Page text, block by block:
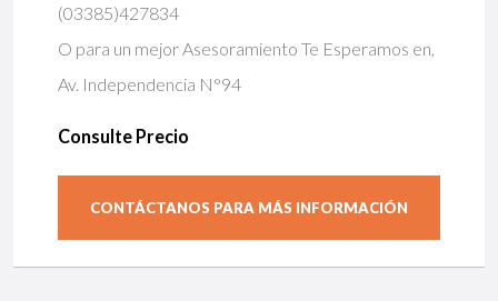
(03385)427834
O para un mejor Asesoramiento Te Esperamos en,
Av. Independencia N°94
Consulte Precio
CONTÁCTANOS PARA MÁS INFORMACIÓN